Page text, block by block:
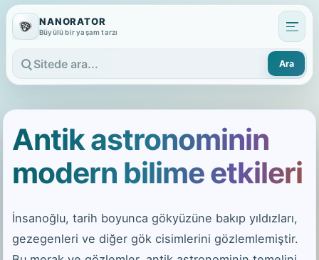
NANORATOR
Büyülü bir yaşam tarzı
Sitede ara
Ara
Antik astronominin
modern bilime etkileri
İnsanoğlu, tarih boyunca gökyüzüne bakıp yıldızları,
gezegenleri ve diğer gök cisimlerini gözlemlemiştir.